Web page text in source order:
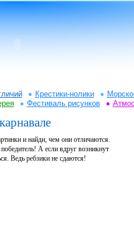
Крестики-нолики
Фестиваль рисунков
и найди, чем они отличаются.
А если вдруг возникнут
Ведь ребзики не сдаются!